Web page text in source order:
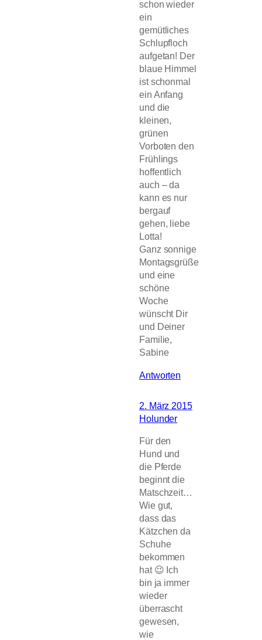
schon wieder
ein
gemütliches
Schlupfloch
aufgetan! Der
blaue Himmel
ist schonmal
ein Anfang
und die
kleinen,
grünen
Vorboten den
Frühlings
hoffentlich
auch – da
kann es nur
bergauf
gehen, liebe
Lotta!
Ganz sonnige
Montagsgrüße
und eine
schöne
Woche
wünscht Dir
und Deiner
Familie,
Sabine
Antworten
2. März 2015
Holunder
Für den
Hund und
die Pferde
beginnt die
Matschzeit…
Wie gut,
dass das
Kätzchen da
Schuhe
bekommen
hat 😉 Ich
bin ja immer
wieder
überrascht
gewesen,
wie